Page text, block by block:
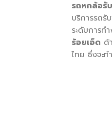
รถหกล้อรั
บริการรถรั
ระดับการท
ร้อยเอ็ด ด้
ไทย ซึ่งจะ